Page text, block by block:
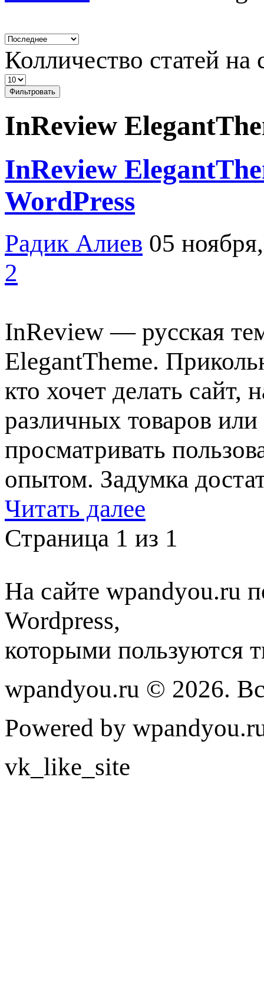
Колличество статей на
Фильтровать
InReview
InReview
WordPress
Радик Алиев 05
2
InReview — русская
ElegantTheme.
кто хочет делать сайт,
различных товаров
просматривать
опытом. Задумка
Читать далее
Страница 1 из 1
На сайте wpandyou.ru
Wordpress,
которыми пользуются
wpandyou.ru © 2026.
Powered by
vk_like_site